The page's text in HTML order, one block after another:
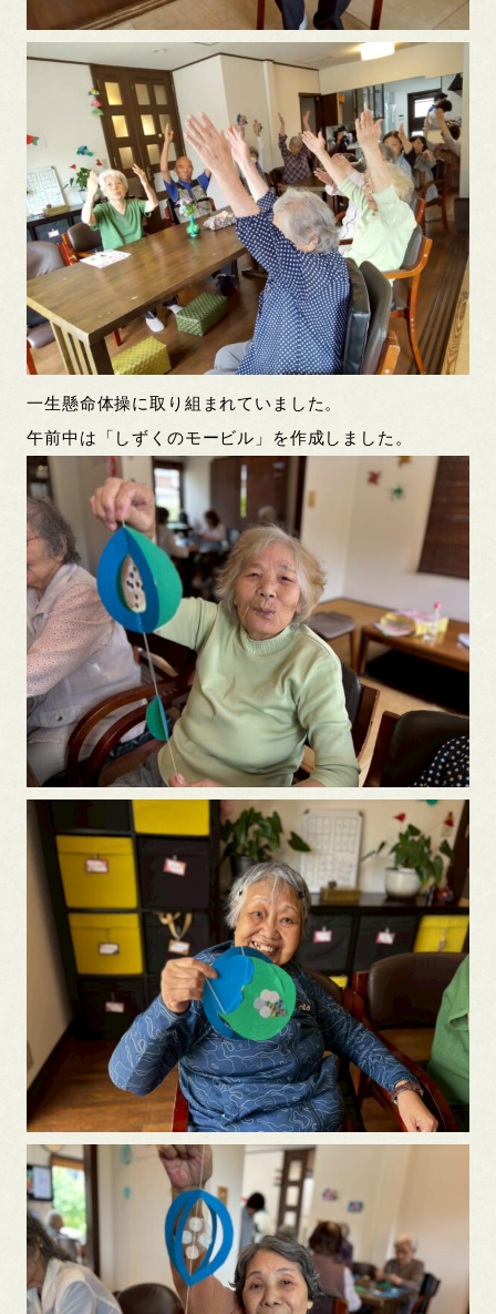
一生懸命体操に取り組まれていました。
午前中は「しずくのモービル」を作成しました。